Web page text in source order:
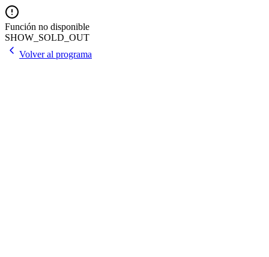
Función no disponible
SHOW_SOLD_OUT
Volver al programa